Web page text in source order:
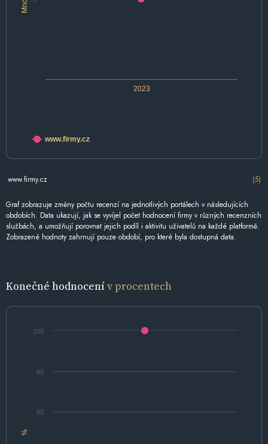
2023
www.firmy.cz
www.firmy.cz (5)
Graf zobrazuje změny počtu recenzí na jednotlivých portálech v následujících
obdobích. Data ukazují, jak se vyvíjel počet hodnocení firmy v různých recenzních
službách, a umožňují porovnat jejich podíl i aktivitu uživatelů na každé platformě.
Zobrazené hodnoty zahrnují pouze období, pro které byla dostupná data.
Konečné hodnocenív procentech
%
60
80
100